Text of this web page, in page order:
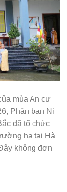
mùa An cư
Phân ban Ni
đã tổ chức
hạ tại Hà
không đơn